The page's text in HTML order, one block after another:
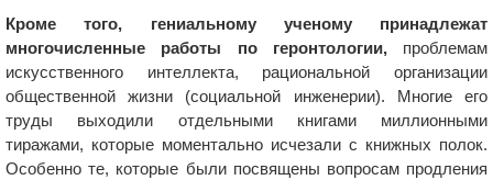
Кроме того, гениальному ученому принадлежат
многочисленные работы по геронтологии,проблемам
искусственного интеллекта, рациональной организации
общественной жизни (социальной инженерии). Многие его
труды выходили отдельными книгами миллионными
тиражами, которые моментально исчезали с книжных полок.
Особенно те, которые были посвящены вопросам продления